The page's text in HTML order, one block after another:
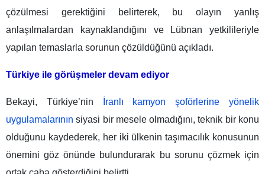
çözülmesi gerektiğini belirterek, bu olayın yanlış
anlaşılmalardan kaynaklandığını ve Lübnan yetkilileriyle
yapılan temaslarla sorunun çözüldüğünü açıkladı.
Türkiye ile görüşmeler devam ediyor
Bekayi, Türkiye’nin
İranlı kamyon şoförlerine yönelik
uygulamalarının siyasi bir mesele olmadığını, teknik bir konu
olduğunu kaydederek, her iki ülkenin taşımacılık konusunun
önemini göz önünde bulundurarak bu sorunu çözmek için